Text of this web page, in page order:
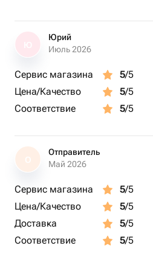
Юрий
Июль 2026
Сервис магазина 5/5
Цена/Качество
5/5
Соответствие
5/5
О
Отправитель
Май 2026
Сервис магазина 5/5
Цена/Качество
5/5
Доставка
5/5
Соответствие
5/5